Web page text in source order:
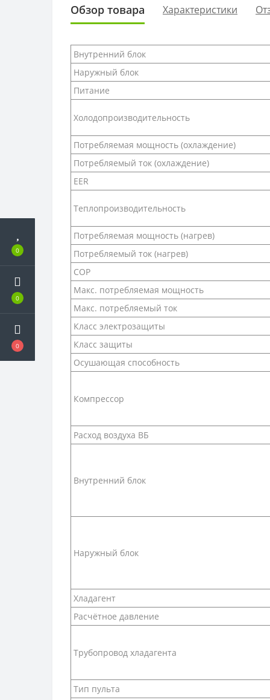
0
0
0
Обзор товара Характеристики
Внутренний блок
Наружный блок
Питание
Холодопроизводительность
Потребляемая мощность (охлаждение)
Потребляемый ток (охлаждение)
EER
Теплопроизводительность
Потребляемая мощность (нагрев)
Потребляемый ток (нагрев)
COP
Макс. потребляемая мощность
Макс. потребляемый ток
Класс электрозащиты
Класс защиты
Осушающая способность
Компрессор
Расход воздуха ВБ
Внутренний блок
Наружный блок
Хладагент
Расчётное давление
Трубопровод хладагента
Тип пульта